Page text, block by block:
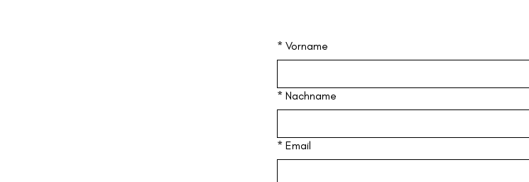
* Vorname
* Nachname
* Email